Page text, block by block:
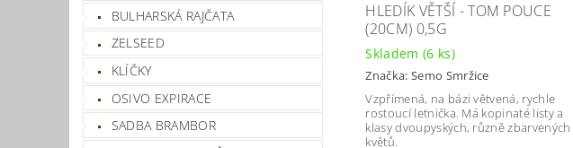
BULHARSKÁ RAJČATA
ZELSEED
KLÍČKY
OSIVO EXPIRACE
SADBA BRAMBOR
HLEDÍK VĚTŠÍ - TOM POUCE
(20CM) 0,5G
Skladem (6 ks)
Značka: Semo Smržice
Vzpřímená, na bázi větvená, rychle
rostoucí letnička. Má kopinaté listy a
klasy dvoupyských, různě zbarvených
květů.